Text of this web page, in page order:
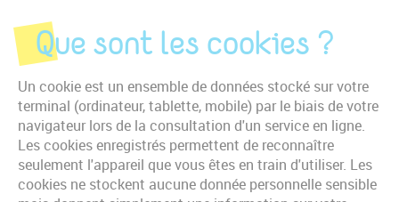
Que sont les cookies ?
Un cookie est un ensemble de données stocké sur votre
terminal (ordinateur, tablette, mobile) par le biais de votre
navigateur lors de la consultation d'un service en ligne.
Les cookies enregistrés permettent de reconnaître
seulement l'appareil que vous êtes en train d'utiliser. Les
cookies ne stockent aucune donnée personnelle sensible